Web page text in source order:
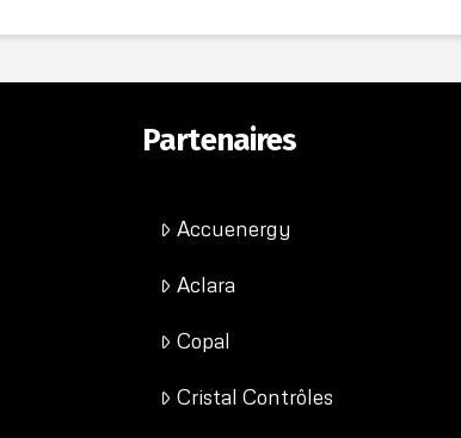
Partenaires
Accuenergy
Aclara
Copal
Cristal Contrôles